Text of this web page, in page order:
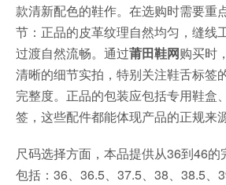
款清新配色的鞋作。在选购时需要重
节：正品的皮革纹理自然均匀，缝线
过渡自然流畅。通过莆田鞋网购买时
清晰的细节实拍，特别关注鞋舌标签
完整度。正品的包装应包括专用鞋盒
签，这些配件都能体现产品的正规来源
尺码选择方面，本品提供从36到46
包括：36、36.5、37.5、38、38.5、